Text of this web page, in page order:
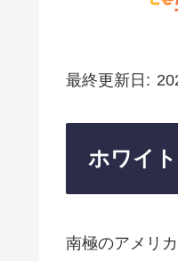
最終更新日
ホワイ
南極のアメリ